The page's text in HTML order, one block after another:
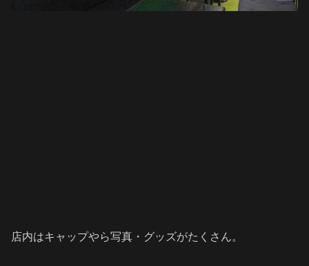
店内はキャップやら写真・グッズがたくさん。